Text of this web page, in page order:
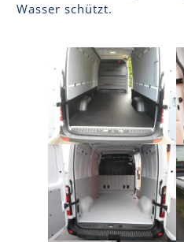
Wasser schützt.